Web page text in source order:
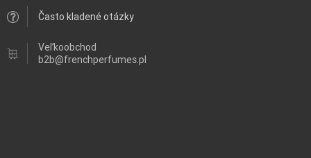
Často kladené otázky
Veľkoobchod
b2b@frenchperfumes.pl